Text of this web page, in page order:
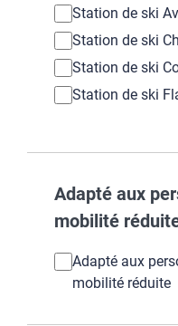
Station de ski
Station de ski
Station de ski
Station de ski
Adapté aux
mobilité
Adapté aux
mobilité réduite